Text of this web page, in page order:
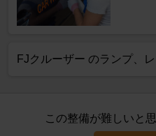
FJクルーザー のランプ、
この整備が難しいと